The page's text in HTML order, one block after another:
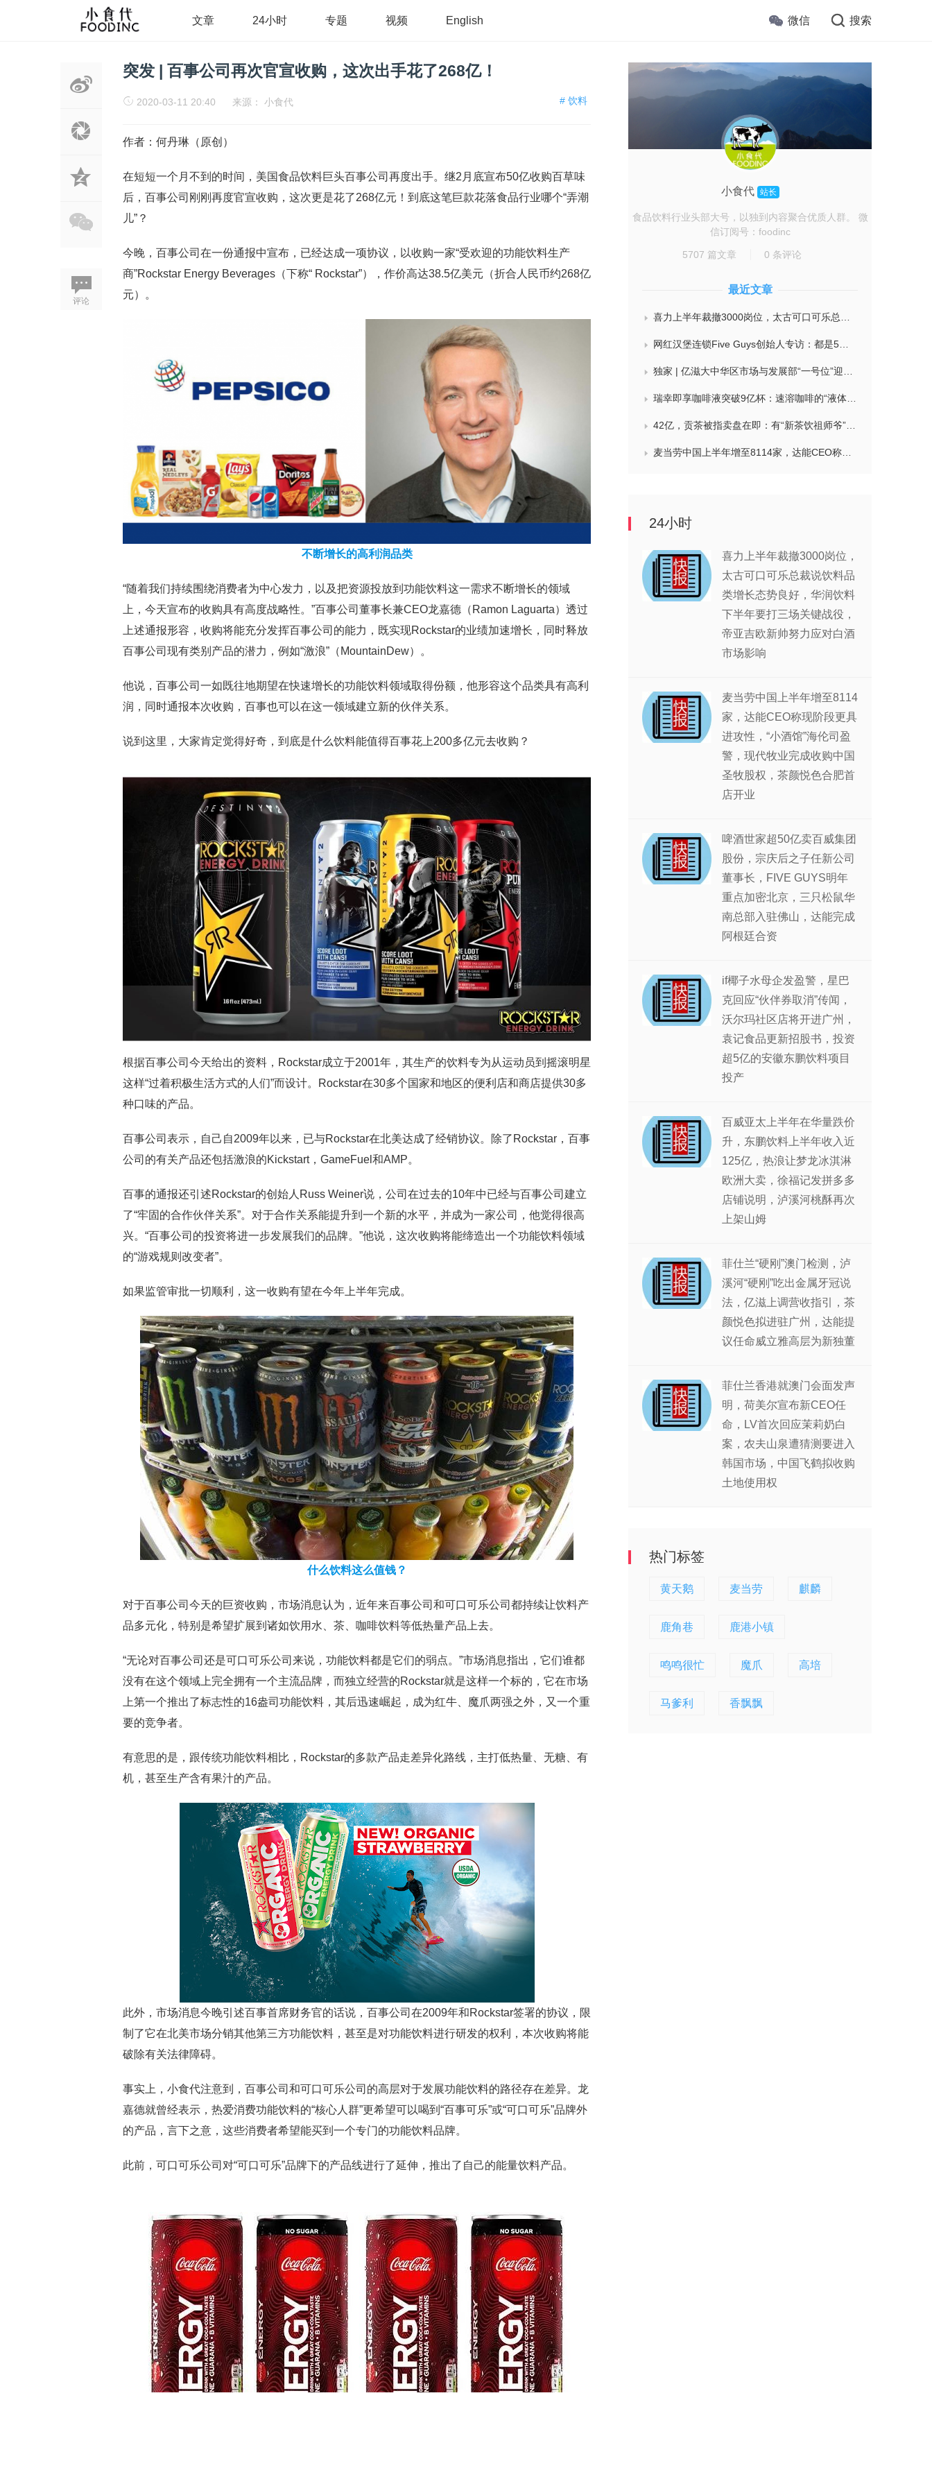
文章 24小时 专题 视频 English 微信 搜索
评论
突发 | 百事公司再次官宣收购，这次出手花了268亿！
# 饮料
2020-03-11 20:40 来源： 小食代
作者：何丹琳（原创）
在短短一个月不到的时间，美国食品饮料巨头百事公司再度出手。继2月底宣布50亿收购百草味
后，百事公司刚刚再度官宣收购，这次更是花了268亿元！到底这笔巨款花落食品行业哪个“弄潮
儿”？
今晚，百事公司在一份通报中宣布，已经达成一项协议，以收购一家“受欢迎的功能饮料生产
商”Rockstar Energy Beverages（下称“ Rockstar”），作价高达38.5亿美元（折合人民币约268亿
元）。
不断增长的高利润品类
“随着我们持续围绕消费者为中心发力，以及把资源投放到功能饮料这一需求不断增长的领域
上，今天宣布的收购具有高度战略性。”百事公司董事长兼CEO龙嘉德（Ramon Laguarta）透过
上述通报形容，收购将能充分发挥百事公司的能力，既实现Rockstar的业绩加速增长，同时释放
百事公司现有类别产品的潜力，例如“激浪”（MountainDew）。
他说，百事公司一如既往地期望在快速增长的功能饮料领域取得份额，他形容这个品类具有高利
润，同时通报本次收购，百事也可以在这一领域建立新的伙伴关系。
说到这里，大家肯定觉得好奇，到底是什么饮料能值得百事花上200多亿元去收购？
根据百事公司今天给出的资料，Rockstar成立于2001年，其生产的饮料专为从运动员到摇滚明星
这样“过着积极生活方式的人们”而设计。Rockstar在30多个国家和地区的便利店和商店提供30多
种口味的产品。
百事公司表示，自己自2009年以来，已与Rockstar在北美达成了经销协议。除了Rockstar，百事
公司的有关产品还包括激浪的Kickstart，GameFuel和AMP。
百事的通报还引述Rockstar的创始人Russ Weiner说，公司在过去的10年中已经与百事公司建立
了“牢固的合作伙伴关系”。对于合作关系能提升到一个新的水平，并成为一家公司，他觉得很高
兴。“百事公司的投资将进一步发展我们的品牌。”他说，这次收购将能缔造出一个功能饮料领域
的“游戏规则改变者”。
如果监管审批一切顺利，这一收购有望在今年上半年完成。
什么饮料这么值钱？
对于百事公司今天的巨资收购，市场消息认为，近年来百事公司和可口可乐公司都持续让饮料产
品多元化，特别是希望扩展到诸如饮用水、茶、咖啡饮料等低热量产品上去。
“无论对百事公司还是可口可乐公司来说，功能饮料都是它们的弱点。”市场消息指出，它们谁都
没有在这个领域上完全拥有一个主流品牌，而独立经营的Rockstar就是这样一个标的，它在市场
上第一个推出了标志性的16盎司功能饮料，其后迅速崛起，成为红牛、魔爪两强之外，又一个重
要的竞争者。
有意思的是，跟传统功能饮料相比，Rockstar的多款产品走差异化路线，主打低热量、无糖、有
机，甚至生产含有果汁的产品。
此外，市场消息今晚引述百事首席财务官的话说，百事公司在2009年和Rockstar签署的协议，限
制了它在北美市场分销其他第三方功能饮料，甚至是对功能饮料进行研发的权利，本次收购将能
破除有关法律障碍。
事实上，小食代注意到，百事公司和可口可乐公司的高层对于发展功能饮料的路径存在差异。龙
嘉德就曾经表示，热爱消费功能饮料的“核心人群”更希望可以喝到“百事可乐”或“可口可乐”品牌外
的产品，言下之意，这些消费者希望能买到一个专门的功能饮料品牌。
此前，可口可乐公司对“可口可乐”品牌下的产品线进行了延伸，推出了自己的能量饮料产品。
小食代 站长
食品饮料行业头部大号，以独到内容聚合优质人群。 微
信订阅号：foodinc
5707 篇文章 0 条评论
最近文章
喜力上半年裁撤3000岗位，太古可口可乐总裁说饮料品类增长态势良好，华润饮料下半年要打三场关键战役，帝亚吉欧新帅努力应对白酒市场影响
网红汉堡连锁Five Guys创始人专访：都是5个儿子和妻子在打理，绝不会与麦当劳正面竞争，要公司上市或卖盘的建议不时出现
独家 | 亿滋大中华区市场与发展部“一号位”迎来新变动，曲向明将卸任
瑞幸即享咖啡液突破9亿杯：速溶咖啡的“液体时代”是如何炼成的？
42亿，贡茶被指卖盘在即：有“新茶饮祖师爷”之称，贝恩资本拟接手
麦当劳中国上半年增至8114家，达能CEO称现阶段更具进攻性，“小酒馆”海伦司盈警，现代牧业完成收购中国圣牧股权，茶颜悦色合肥首店开业
24小时
喜力上半年裁撤3000岗位，
太古可口可乐总裁说饮料品
类增长态势良好，华润饮料
下半年要打三场关键战役，
帝亚吉欧新帅努力应对白酒
市场影响
麦当劳中国上半年增至8114
家，达能CEO称现阶段更具
进攻性，“小酒馆”海伦司盈
警，现代牧业完成收购中国
圣牧股权，茶颜悦色合肥首
店开业
啤酒世家超50亿卖百威集团
股份，宗庆后之子任新公司
董事长，FIVE GUYS明年
重点加密北京，三只松鼠华
南总部入驻佛山，达能完成
阿根廷合资
if椰子水母企发盈警，星巴
克回应“伙伴券取消”传闻，
沃尔玛社区店将开进广州，
袁记食品更新招股书，投资
超5亿的安徽东鹏饮料项目
投产
百威亚太上半年在华量跌价
升，东鹏饮料上半年收入近
125亿，热浪让梦龙冰淇淋
欧洲大卖，徐福记发拼多多
店铺说明，泸溪河桃酥再次
上架山姆
菲仕兰“硬刚”澳门检测，泸
溪河“硬刚”吃出金属牙冠说
法，亿滋上调营收指引，茶
颜悦色拟进驻广州，达能提
议任命威立雅高层为新独董
菲仕兰香港就澳门会面发声
明，荷美尔宣布新CEO任
命，LV首次回应茉莉奶白
案，农夫山泉遭猜测要进入
韩国市场，中国飞鹤拟收购
土地使用权
热门标签
黄天鹅 麦当劳 麒麟
鹿角巷 鹿港小镇
鸣鸣很忙 魔爪 高培
马爹利 香飘飘